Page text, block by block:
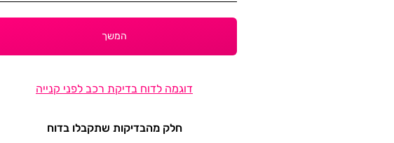
המשך
דוגמה לדוח בדיקת רכב לפני קנייה
חלק מהבדיקות שתקבלו בדוח